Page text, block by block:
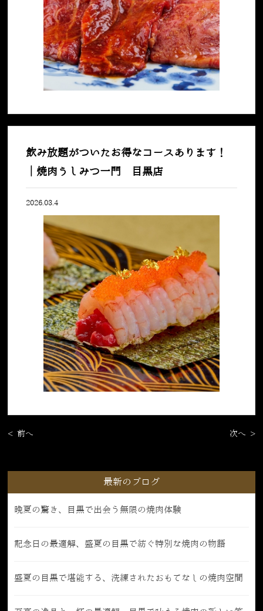
飲み放題がついたお得なコースあります！
｜焼肉うしみつ一門 目黒店
2026.03.4
< 前へ 次へ >
最新のブログ
晩夏の驚き、目黒で出会う無限の焼肉体験
記念日の最適解、盛夏の目黒で紡ぐ特別な焼肉の物語
盛夏の目黒で堪能する、洗練されたおもてなしの焼肉空間